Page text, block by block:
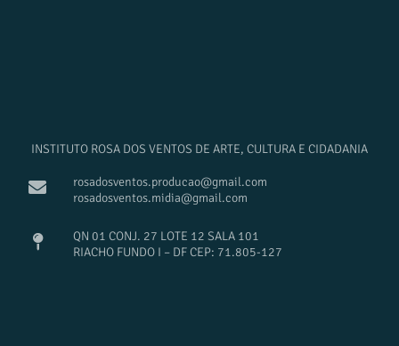
INSTITUTO ROSA DOS VENTOS DE ARTE, CULTURA E CIDADANIA
rosadosventos.producao@gmail.com
rosadosventos.midia@gmail.com
QN 01 CONJ. 27 LOTE 12 SALA 101
RIACHO FUNDO I – DF CEP: 71.805-127